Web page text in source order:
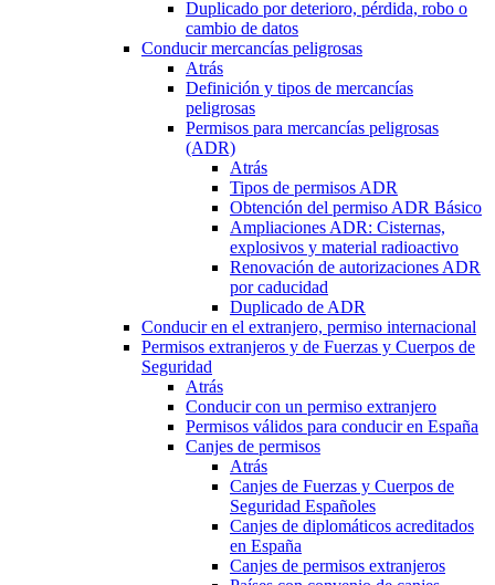
Duplicado por deterioro, pérdida, robo o
cambio de datos
Conducir mercancías peligrosas
Atrás
Definición y tipos de mercancías
peligrosas
Permisos para mercancías peligrosas
(ADR)
Atrás
Tipos de permisos ADR
Obtención del permiso ADR Básico
Ampliaciones ADR: Cisternas,
explosivos y material radioactivo
Renovación de autorizaciones ADR
por caducidad
Duplicado de ADR
Conducir en el extranjero, permiso internacional
Permisos extranjeros y de Fuerzas y Cuerpos de
Seguridad
Atrás
Conducir con un permiso extranjero
Permisos válidos para conducir en España
Canjes de permisos
Atrás
Canjes de Fuerzas y Cuerpos de
Seguridad Españoles
Canjes de diplomáticos acreditados
en España
Canjes de permisos extranjeros